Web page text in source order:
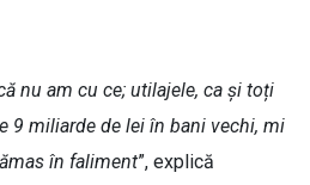
nu am cu ce; utilajele, ca și toți
9 miliarde de lei în bani vechi, mi
în faliment”, explică